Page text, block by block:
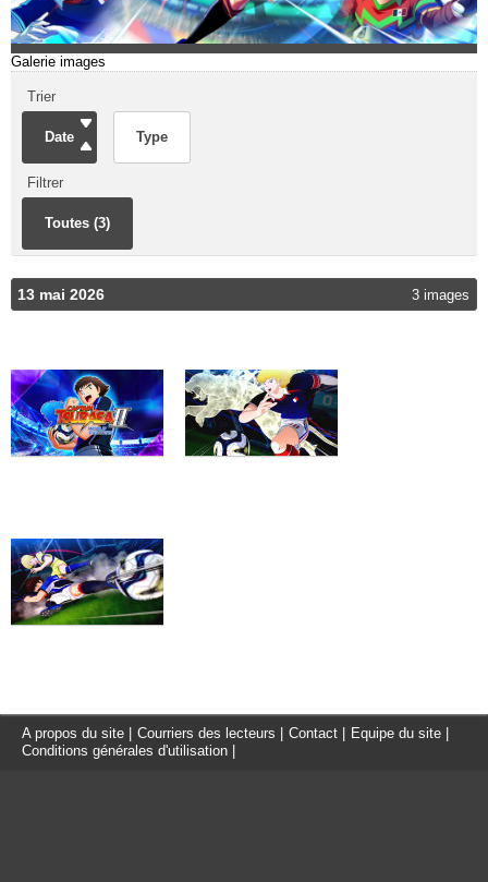
Galerie images
Trier
Date Type
Filtrer
Toutes (3)
13 mai 2026 3 images
A propos du site Courriers des lecteurs Contact Equipe du site
Conditions générales d'utilisation